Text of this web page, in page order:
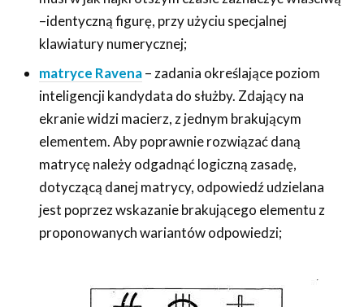
–identyczną figurę, przy użyciu specjalnej
klawiatury numerycznej;
matryce Ravena– zadania określające poziom
inteligencji kandydata do służby. Zdający na
ekranie widzi macierz, z jednym brakującym
elementem. Aby poprawnie rozwiązać daną
matrycę należy odgadnąć logiczną zasadę,
dotyczącą danej matrycy, odpowiedź udzielana
jest poprzez wskazanie brakującego elementu z
proponowanych wariantów odpowiedzi;